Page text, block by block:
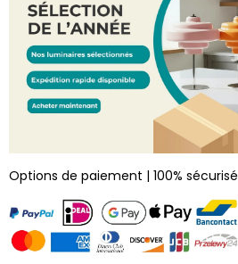
Options de paiement | 100% sécurisé